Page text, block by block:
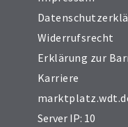
Widerrufsrecht
Erklärung zur
Karriere
Server IP: 10